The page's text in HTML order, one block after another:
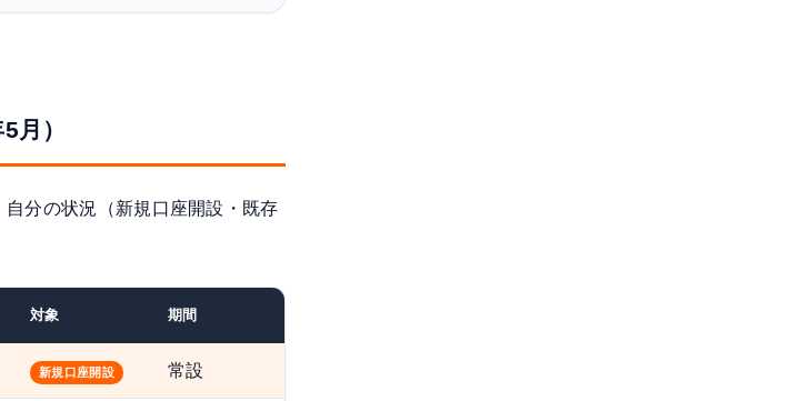
月）
分の状況（新規口座開設・既存
対象 期間
新規口座開設 常設